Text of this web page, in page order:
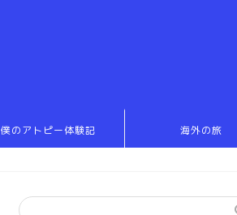
僕のアトピー体験記 海外の旅